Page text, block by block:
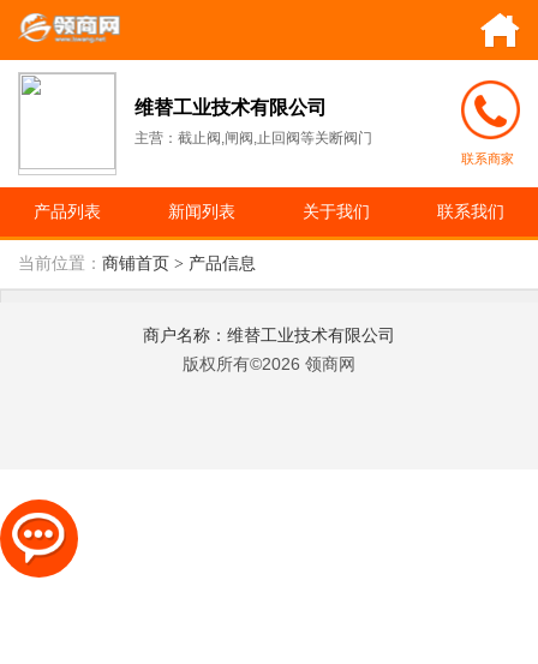
维替工业技术有限公司
主营：截止阀,闸阀,止回阀等关断阀门
联系商家
产品列表 新闻列表 关于我们 联系我们
当前位置： 商铺首页 > 产品信息
商户名称：维替工业技术有限公司
版权所有©2026 领商网